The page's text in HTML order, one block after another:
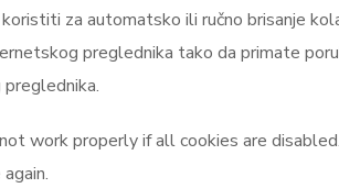
za automatsko ili ručno brisanje
preglednika tako da primate
work properly if all cookies are